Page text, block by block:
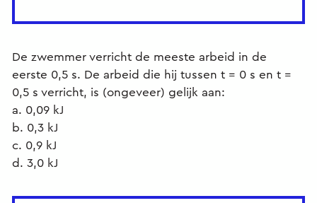
De zwemmer verricht de meeste arbeid in de
eerste 0,5 s. De arbeid die hij tussen t = 0 s en t =
0,5 s verricht, is (ongeveer) gelijk aan:
a. 0,09 kJ
b. 0,3 kJ
c. 0,9 kJ
d. 3,0 kJ